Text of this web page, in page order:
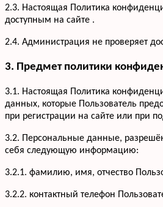
2.3. Настоящая Политика
доступным на сайте .
2.4. Администрация не проверяет
3. Предмет политики
3.1. Настоящая Политика
данных, которые Пользователь
при регистрации на сайте или при
3.2. Персональные данные,
себя следующую информацию:
3.2.1. фамилию, имя, отчество
3.2.2. контактный телефон